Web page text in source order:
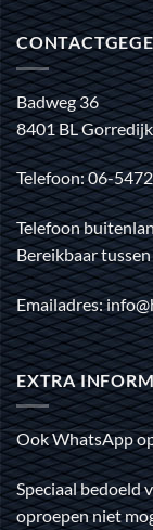
Badweg 36
8401 BL Gorredijk
Telefoon: 06-
Telefoon
Bereikbaar
Emailadres:
EXTRA
Ook WhatsApp
Speciaal bedoeld
oproepen niet